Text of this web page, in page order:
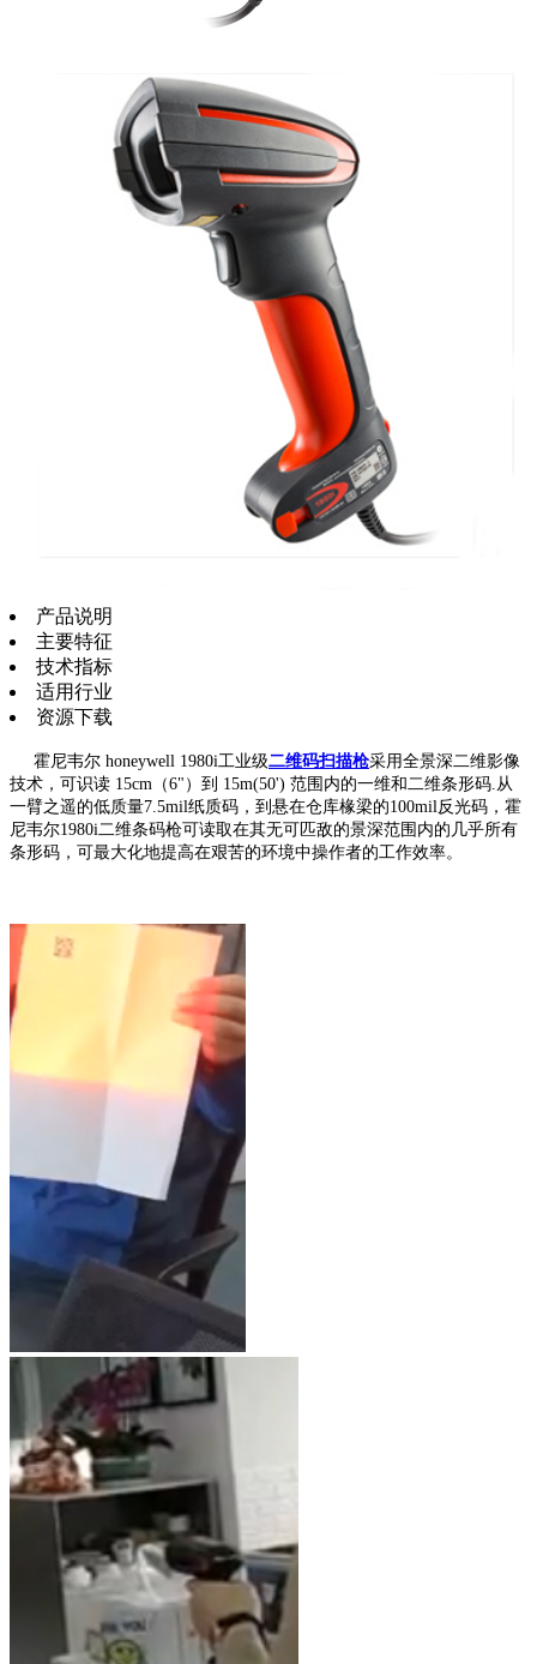
产品说明
主要特征
技术指标
适用行业
资源下载
霍尼韦尔 honeywell 1980i工业级二维码扫描枪采用全景深二维影像
技术，可识读 15cm（6"）到 15m(50') 范围内的一维和二维条形码.从
一臂之遥的低质量7.5mil纸质码，到悬在仓库椽梁的100mil反光码，霍
尼韦尔1980i二维条码枪可读取在其无可匹敌的景深范围内的几乎所有
条形码，可最大化地提高在艰苦的环境中操作者的工作效率。